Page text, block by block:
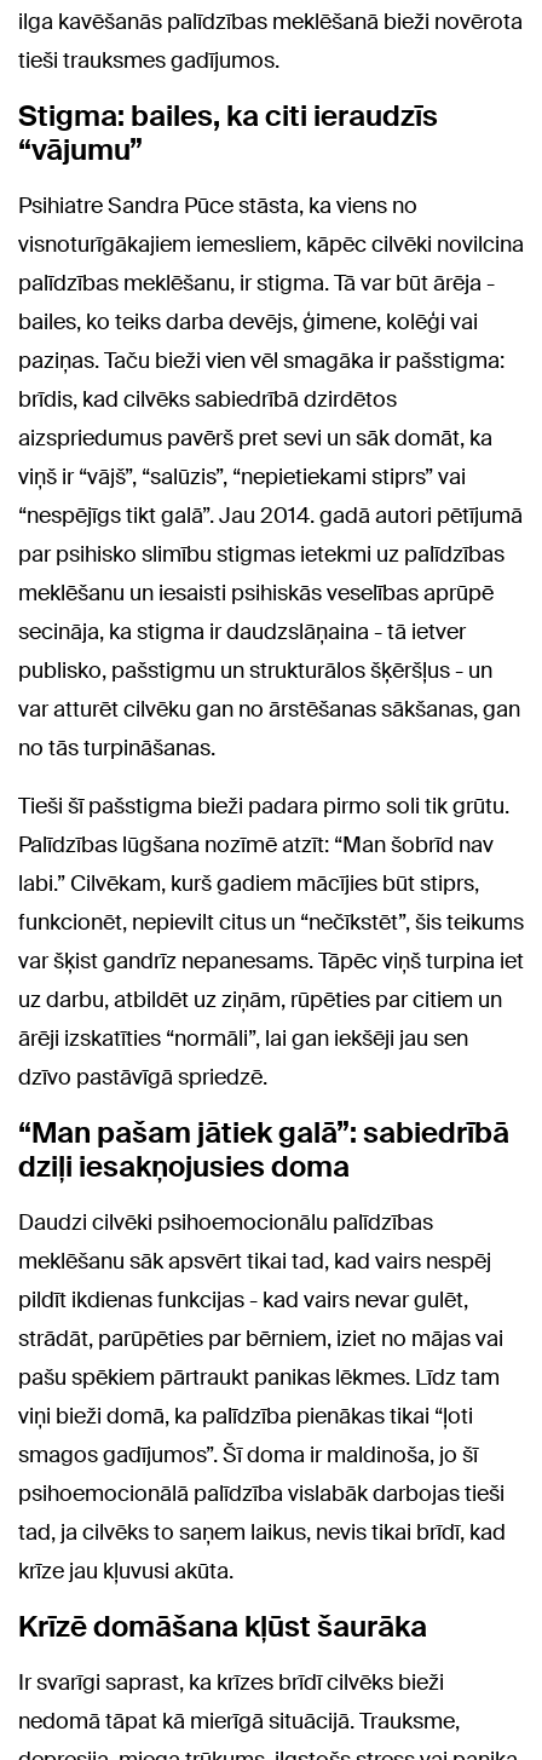
ilga kavēšanās palīdzības meklēšanā bieži novērota
tieši trauksmes gadījumos.
Stigma: bailes, ka citi ieraudzīs
“vājumu”
Psihiatre Sandra Pūce stāsta, ka viens no
visnoturīgākajiem iemesliem, kāpēc cilvēki novilcina
palīdzības meklēšanu, ir stigma. Tā var būt ārēja -
bailes, ko teiks darba devējs, ģimene, kolēģi vai
paziņas. Taču bieži vien vēl smagāka ir pašstigma:
brīdis, kad cilvēks sabiedrībā dzirdētos
aizspriedumus pavērš pret sevi un sāk domāt, ka
viņš ir “vājš”, “salūzis”, “nepietiekami stiprs” vai
“nespējīgs tikt galā”. Jau 2014. gadā autori pētījumā
par psihisko slimību stigmas ietekmi uz palīdzības
meklēšanu un iesaisti psihiskās veselības aprūpē
secināja, ka stigma ir daudzslāņaina - tā ietver
publisko, pašstigmu un strukturālos šķēršļus - un
var atturēt cilvēku gan no ārstēšanas sākšanas, gan
no tās turpināšanas.
Tieši šī pašstigma bieži padara pirmo soli tik grūtu.
Palīdzības lūgšana nozīmē atzīt: “Man šobrīd nav
labi.” Cilvēkam, kurš gadiem mācījies būt stiprs,
funkcionēt, nepievilt citus un “nečīkstēt”, šis teikums
var šķist gandrīz nepanesams. Tāpēc viņš turpina iet
uz darbu, atbildēt uz ziņām, rūpēties par citiem un
ārēji izskatīties “normāli”, lai gan iekšēji jau sen
dzīvo pastāvīgā spriedzē.
“Man pašam jātiek galā”: sabiedrībā
dziļi iesakņojusies doma
Daudzi cilvēki psihoemocionālu palīdzības
meklēšanu sāk apsvērt tikai tad, kad vairs nespēj
pildīt ikdienas funkcijas - kad vairs nevar gulēt,
strādāt, parūpēties par bērniem, iziet no mājas vai
pašu spēkiem pārtraukt panikas lēkmes. Līdz tam
viņi bieži domā, ka palīdzība pienākas tikai “ļoti
smagos gadījumos”. Šī doma ir maldinoša, jo šī
psihoemocionālā palīdzība vislabāk darbojas tieši
tad, ja cilvēks to saņem laikus, nevis tikai brīdī, kad
krīze jau kļuvusi akūta.
Krīzē domāšana kļūst šaurāka
Ir svarīgi saprast, ka krīzes brīdī cilvēks bieži
nedomā tāpat kā mierīgā situācijā. Trauksme,